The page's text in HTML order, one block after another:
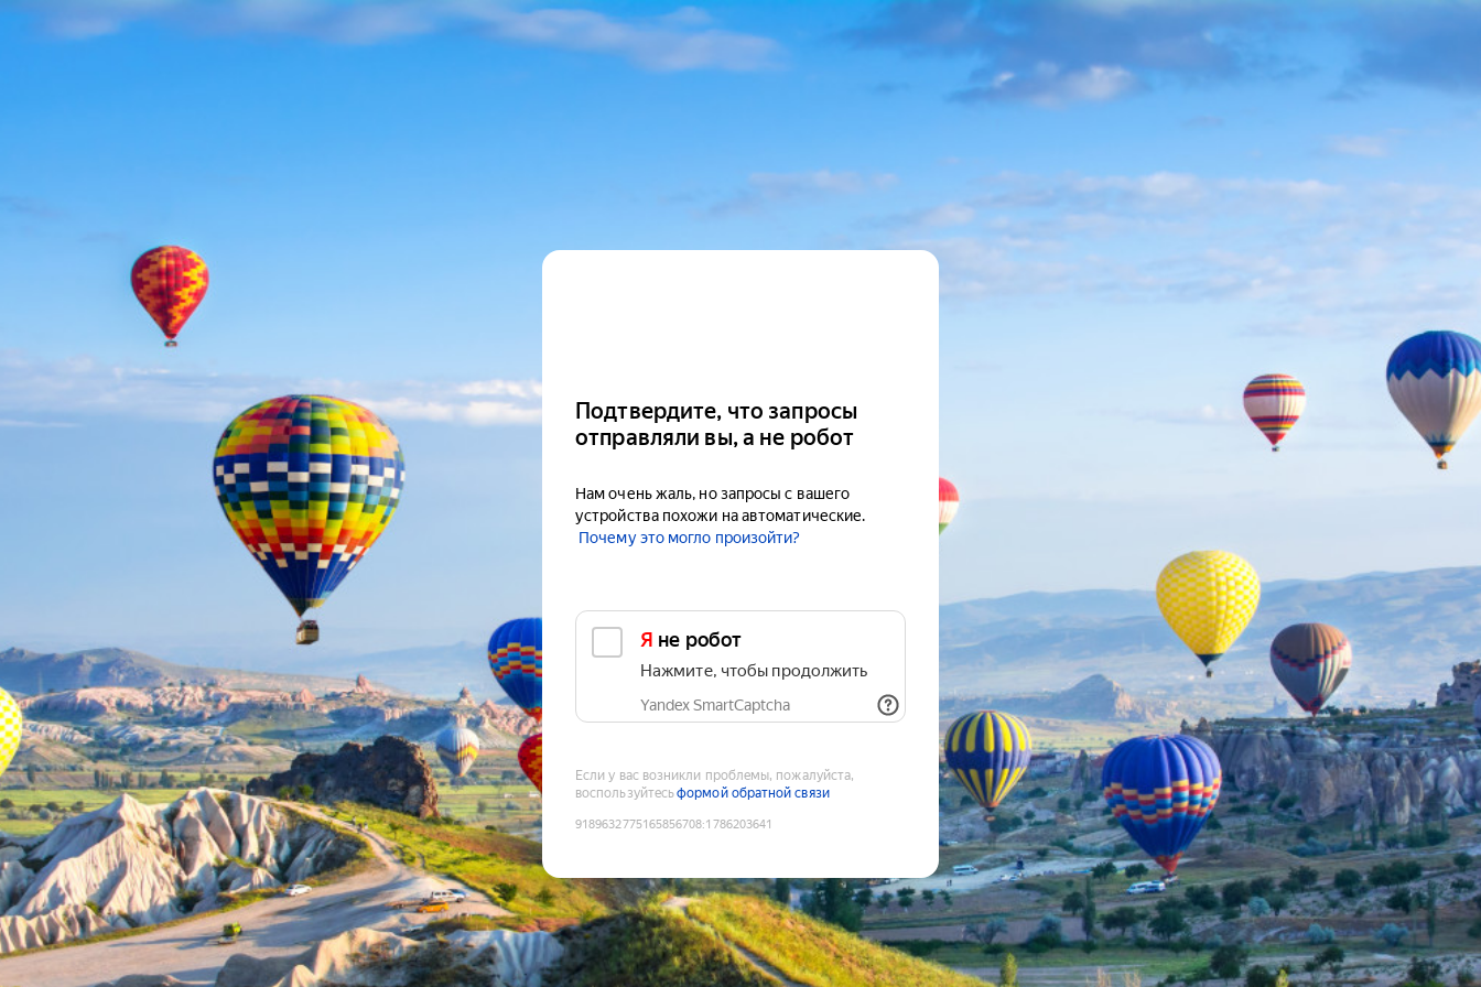
Подтвердите, что запросы
отправляли вы, а не робот
Нам очень жаль, но запросы с вашего
устройства похожи на автоматические.
Почему это могло произойти?
Я не робот
Нажмите, чтобы продолжить
Yandex SmartCaptcha
Если у вас возникли проблемы, пожалуйста,
воспользуйтесьформой обратной связи
9189632775165856708:1786203641